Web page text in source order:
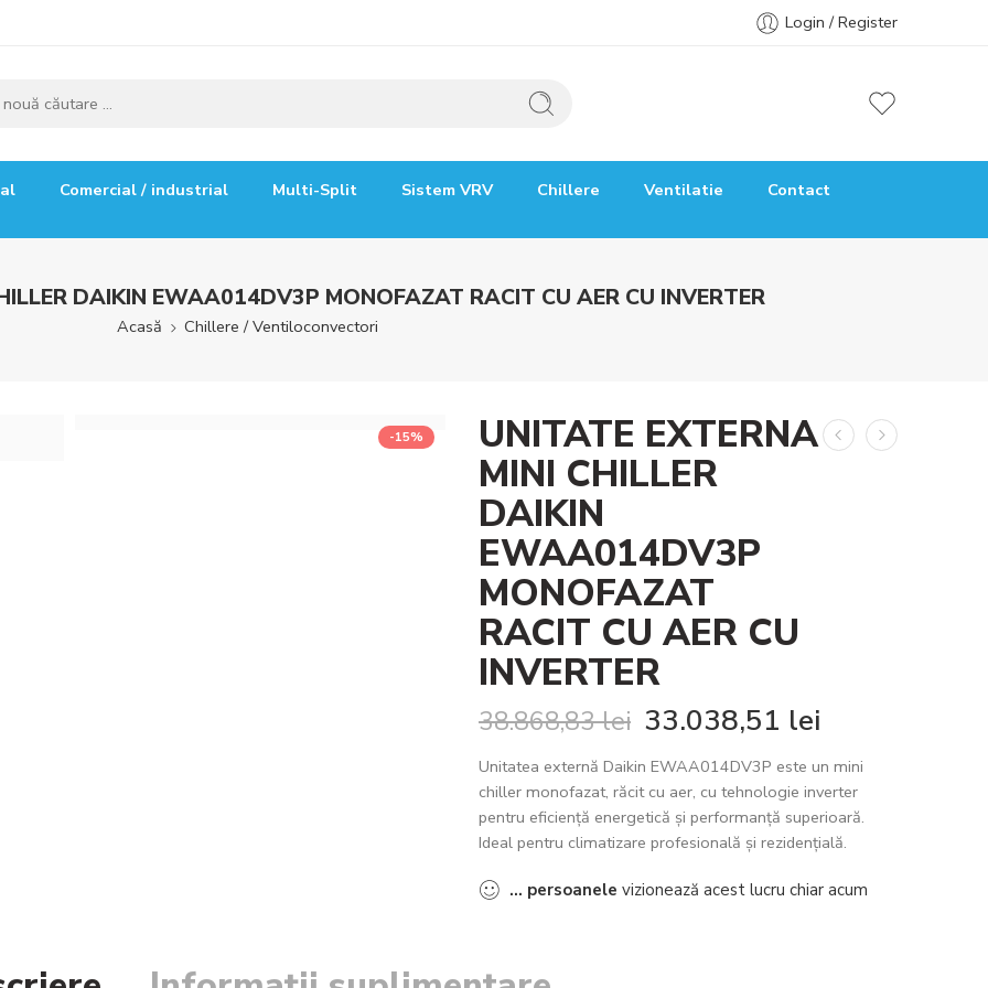
Login / Register
Comercial / industrial Multi-Split Sistem VRV Chillere Ventilatie Contact
DAIKIN EWAA014DV3P MONOFAZAT RACIT CU AER CU INVERTER
Acasă Chillere / Ventiloconvectori
-15% UNITATE EXTERNA
MINI CHILLER
DAIKIN
EWAA014DV3P
MONOFAZAT
RACIT CU AER CU
INVERTER
38.868,83lei 33.038,51 lei
Unitatea externă Daikin EWAA014DV3P este un mini
chiller monofazat, răcit cu aer, cu tehnologie inverter
pentru eficiență energetică și performanță superioară.
Ideal pentru climatizare profesională și rezidențială.
... persoanele vizionează acest lucru chiar acum